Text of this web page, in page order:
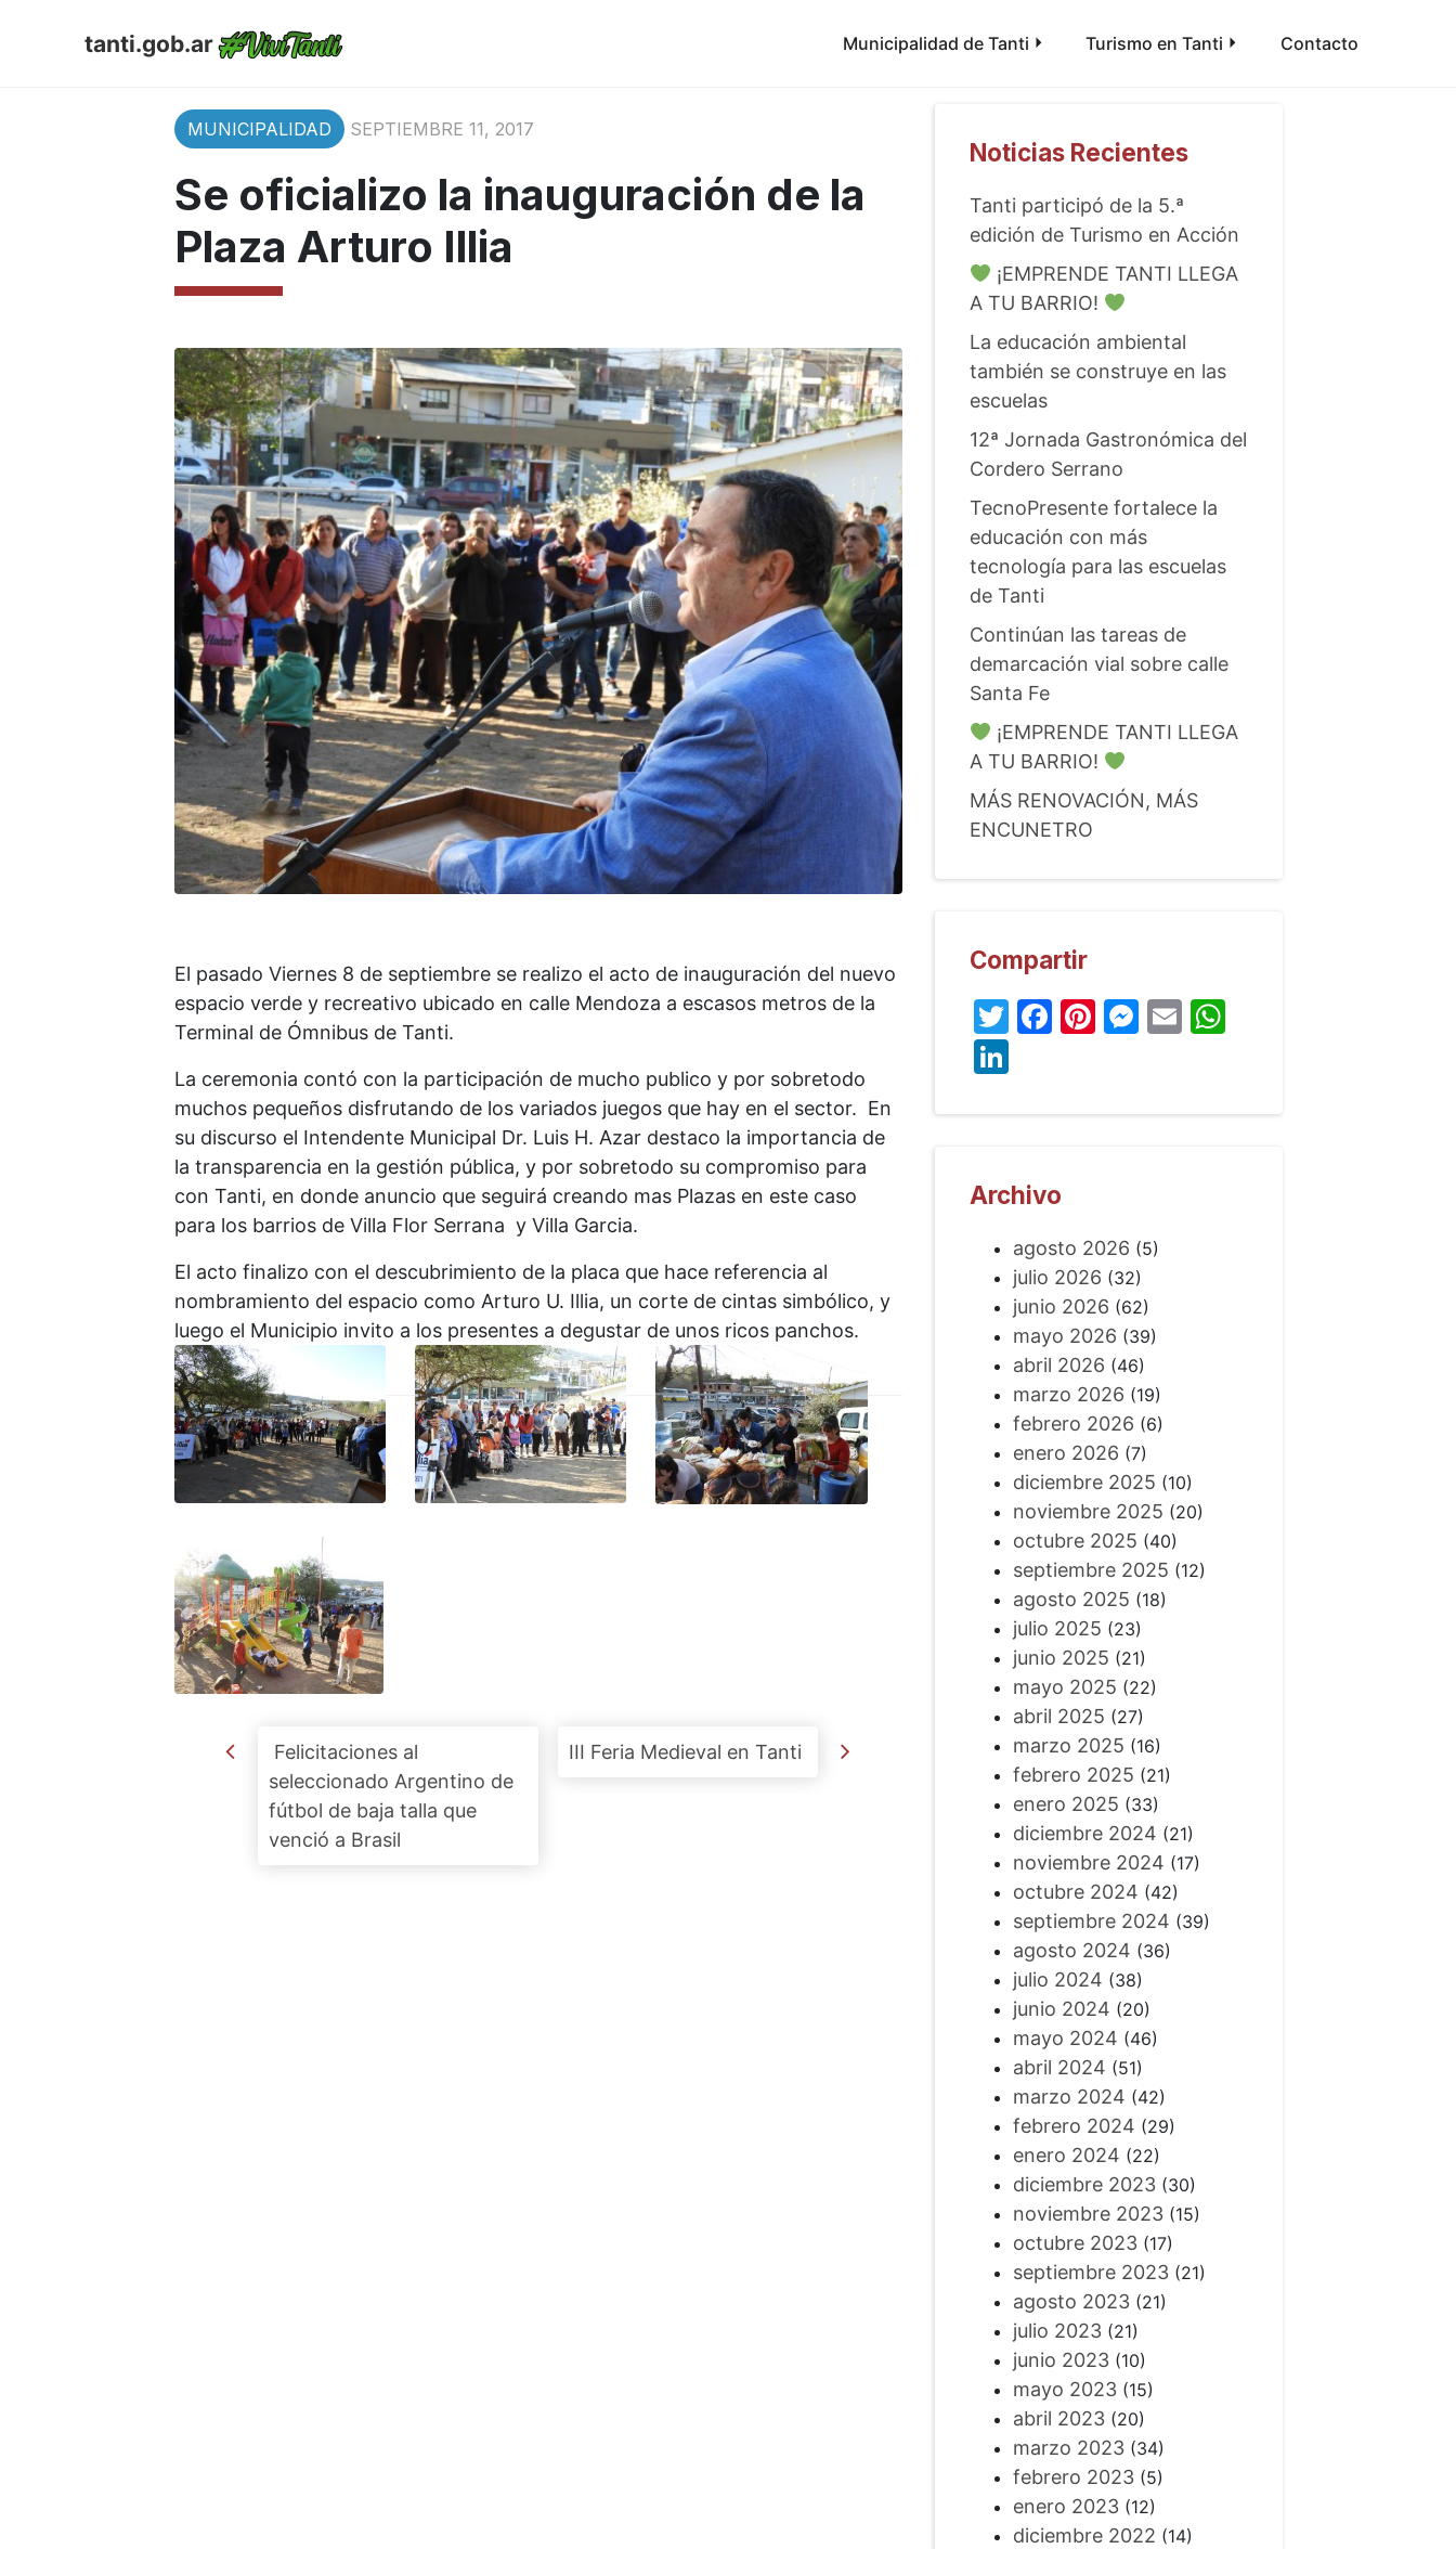
tanti.gob.ar Municipalidad de Tanti Turismo en Tanti Contacto
MUNICIPALIDAD SEPTIEMBRE 11, 2017
Se oficializo la inauguración de la
Plaza Arturo Illia
El pasado Viernes 8 de septiembre se realizo el acto de inauguración del nuevo
espacio verde y recreativo ubicado en calle Mendoza a escasos metros de la
Terminal de Ómnibus de Tanti.
La ceremonia contó con la participación de mucho publico y por sobretodo
muchos pequeños disfrutando de los variados juegos que hay en el sector. En
su discurso el Intendente Municipal Dr. Luis H. Azar destaco la importancia de
la transparencia en la gestión pública, y por sobretodo su compromiso para
con Tanti, en donde anuncio que seguirá creando mas Plazas en este caso
para los barrios de Villa Flor Serrana y Villa Garcia.
El acto finalizo con el descubrimiento de la placa que hace referencia al
nombramiento del espacio como Arturo U. Illia, un corte de cintas simbólico, y
luego el Municipio invito a los presentes a degustar de unos ricos panchos.
Post navigation
Felicitaciones al
seleccionado Argentino de
fútbol de baja talla que
venció a Brasil
III Feria Medieval en Tanti
Noticias Recientes
Tanti participó de la 5.ª
edición de Turismo en Acción
¡EMPRENDE TANTI LLEGA
A TU BARRIO!
La educación ambiental
también se construye en las
escuelas
12ª Jornada Gastronómica del
Cordero Serrano
TecnoPresente fortalece la
educación con más
tecnología para las escuelas
de Tanti
Continúan las tareas de
demarcación vial sobre calle
Santa Fe
¡EMPRENDE TANTI LLEGA
A TU BARRIO!
MÁS RENOVACIÓN, MÁS
ENCUNETRO
Compartir
Twitter
Facebook
Pinterest
Messenger
EmailWhatsApp
LinkedIn
Archivo
agosto 2026 (5)
julio 2026 (32)
junio 2026 (62)
mayo 2026 (39)
abril 2026 (46)
marzo 2026 (19)
febrero 2026 (6)
enero 2026 (7)
diciembre 2025 (10)
noviembre 2025 (20)
octubre 2025 (40)
septiembre 2025 (12)
agosto 2025 (18)
julio 2025 (23)
junio 2025 (21)
mayo 2025 (22)
abril 2025 (27)
marzo 2025 (16)
febrero 2025 (21)
enero 2025 (33)
diciembre 2024 (21)
noviembre 2024 (17)
octubre 2024 (42)
septiembre 2024 (39)
agosto 2024 (36)
julio 2024 (38)
junio 2024 (20)
mayo 2024 (46)
abril 2024 (51)
marzo 2024 (42)
febrero 2024 (29)
enero 2024 (22)
diciembre 2023(30)
noviembre 2023(15)
octubre 2023(17)
septiembre 2023(21)
agosto 2023(21)
julio 2023(21)
junio 2023(10)
mayo 2023(15)
abril 2023(20)
marzo 2023(34)
febrero 2023(5)
enero 2023(12)
diciembre 2022 (14)